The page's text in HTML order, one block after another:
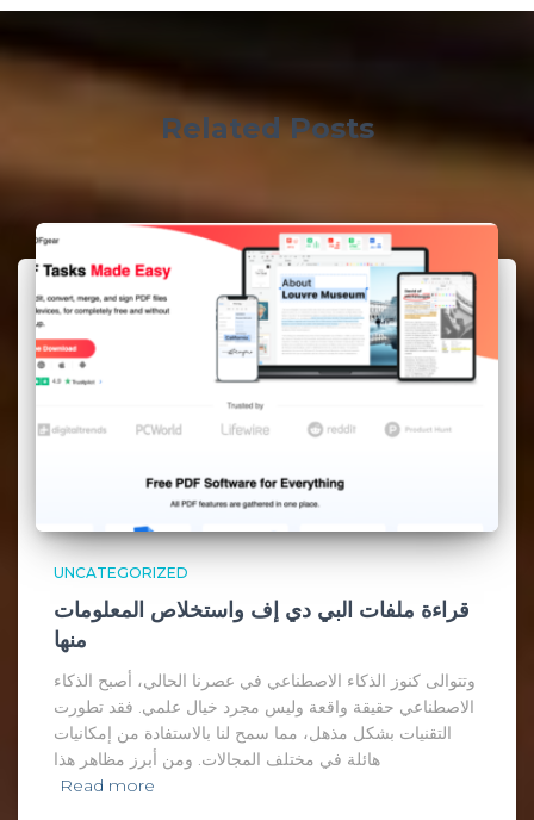
Related Posts
UNCATEGORIZED
قراءة ملفات البي دي إف واستخلاص المعلومات
منها
وتتوالى كنوز الذكاء الاصطناعي في عصرنا الحالي، أصبح الذكاء
الاصطناعي حقيقة واقعة وليس مجرد خيال علمي. فقد تطورت
التقنيات بشكل مذهل، مما سمح لنا بالاستفادة من إمكانيات
هائلة في مختلف المجالات. ومن أبرز مظاهر هذا
Read more